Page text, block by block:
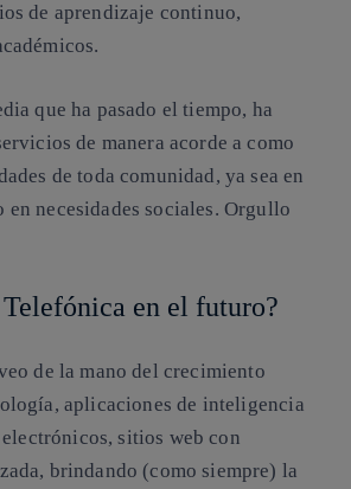
de aprendizaje continuo,
que ha pasado el tiempo, ha
de manera acorde a como
de toda comunidad, ya sea en
en necesidades sociales. Orgullo
en el futuro?
de la mano del crecimiento
aplicaciones de inteligencia
sitios web con
brindando (como siempre) la